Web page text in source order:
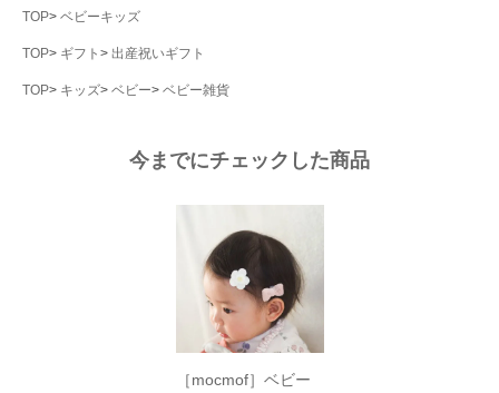
TOP ベビーキッズ
TOP ギフト 出産祝いギフト
TOP キッズ ベビー ベビー雑貨
今までにチェックした商品
［mocmof］ベビー